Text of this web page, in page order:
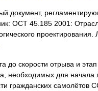
документ,
ОСТ 45.185 2001:
до скорости отрыва и
необходимых для начала
гражданских